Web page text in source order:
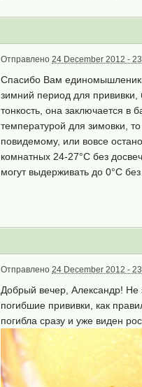
Отправлено 24 December 2012 -
Спасибо Вам
зимний период для прививки,
тонкость, она заключается в
температурой для зимовки,
повидемому, или вовсе
комнатных 24-27°С без
могут выдерживать до 0°С
Отправлено 24 December 2012 -
Добрый вечер, Александр! Не
погибшие прививки, как
погибла сразу и уже виден